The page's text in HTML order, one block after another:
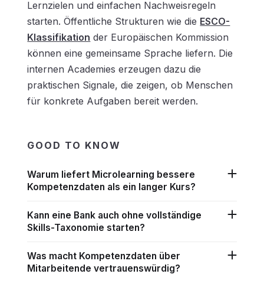
Lernzielen und einfachen Nachweisregeln
starten. Öffentliche Strukturen wie die ESCO-
Klassifikation der Europäischen Kommission
können eine gemeinsame Sprache liefern. Die
internen Academies erzeugen dazu die
praktischen Signale, die zeigen, ob Menschen
für konkrete Aufgaben bereit werden.
GOOD TO KNOW
Warum liefert Microlearning bessere
Kompetenzdaten als ein langer Kurs?
Kann eine Bank auch ohne vollständige
Skills-Taxonomie starten?
Was macht Kompetenzdaten über
Mitarbeitende vertrauenswürdig?